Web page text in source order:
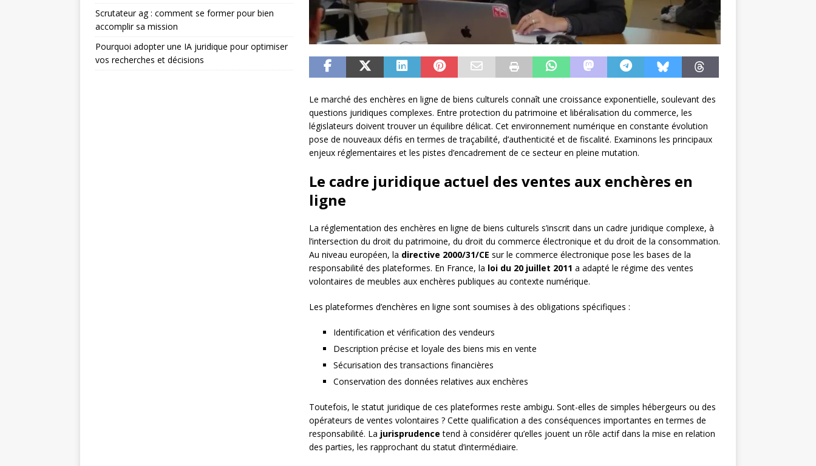
Le marché des enchères en ligne de biens culturels connaît une croissance exponentielle, soulevant des
questions juridiques complexes. Entre protection du patrimoine et libéralisation du commerce, les
législateurs doivent trouver un équilibre délicat. Cet environnement numérique en constante évolution
pose de nouveaux défis en termes de traçabilité, d’authenticité et de fiscalité. Examinons les principaux
enjeux réglementaires et les pistes d’encadrement de ce secteur en pleine mutation.
Le cadre juridique actuel des ventes aux enchères en
ligne
La réglementation des enchères en ligne de biens culturels s’inscrit dans un cadre juridique complexe, à
l’intersection du droit du patrimoine, du droit du commerce électronique et du droit de la consommation.
Au niveau européen, la directive 2000/31/CE sur le commerce électronique pose les bases de la
responsabilité des plateformes. En France, la loi du 20 juillet 2011 a adapté le régime des ventes
volontaires de meubles aux enchères publiques au contexte numérique.
Les plateformes d’enchères en ligne sont soumises à des obligations spécifiques :
Identification et vérification des vendeurs
Description précise et loyale des biens mis en vente
Sécurisation des transactions financières
Conservation des données relatives aux enchères
Toutefois, le statut juridique de ces plateformes reste ambigu. Sont-elles de simples hébergeurs ou des
opérateurs de ventes volontaires ? Cette qualification a des conséquences importantes en termes de
responsabilité. La jurisprudence tend à considérer qu’elles jouent un rôle actif dans la mise en relation
des parties, les rapprochant du statut d’intermédiaire.
Scrutateur ag : comment se former pour bien
accomplir sa mission
Pourquoi adopter une IA juridique pour optimiser
vos recherches et décisions